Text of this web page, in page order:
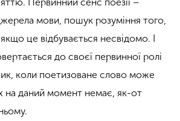
Первинний сенс поезії –
мови, пошук розуміння того,
це відбувається несвідомо. І
до своєї первинної ролі
коли поетизоване слово може
на даний момент немає, як-от